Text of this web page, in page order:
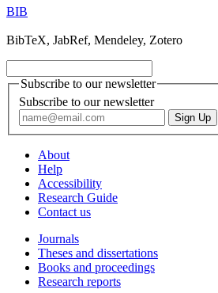
BIB
BibTeX, JabRef, Mendeley, Zotero
Subscribe to our newsletter
Subscribe to our newsletter
About
Help
Accessibility
Research Guide
Contact us
Journals
Theses and dissertations
Books and proceedings
Research reports